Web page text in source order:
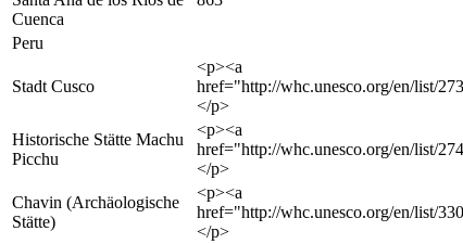
Cuenca
Peru
Stadt Cusco
<p><a
href="http://whc.unesco.org/en/list/
</p>
Historische Stätte Machu
Picchu
<p><a
href="http://whc.unesco.org/en/list/
</p>
Chavin (Archäologische
Stätte)
<p><a
href="http://whc.unesco.org/en/list/
</p>